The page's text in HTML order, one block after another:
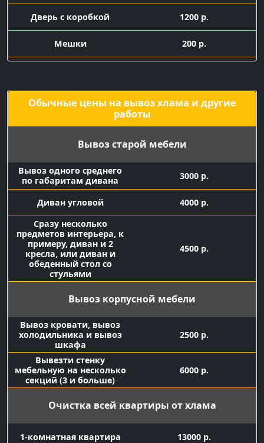
Дверь с коробкой 1200 р.
Мешки
200 р.
Подача машины с
Обычные цены на вывоз хлама и другие
работы
Вывоз старой мебели
Вывоз одного среднего
по габаритам дивана
3000 р.
Диван угловой
4000 р.
Сразу несколько
предметов интерьера, к
примеру, диван и 2
кресла, или диван и
обеденный стол со
стульями
4500 р.
Вывоз корпусной мебели
Вывоз кровати, вывоз
холодильника и вывоз
шкафа
2500 р.
Вывезти стенку
мебельную на несколько
секций (3 и больше)
6000 р.
Очистка всей квартиры от хлама
1-комнатная квартира 13000 р.